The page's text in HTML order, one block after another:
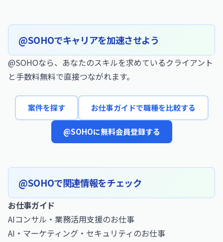
@SOHOでキャリアを加速させよう
@SOHOなら、あなたのスキルを求めているクライアント
と手数料無料で直接つながれます。
案件を探す お仕事ガイドで職種を比較する
@SOHOに無料会員登録する
@SOHOで関連情報をチェック
お仕事ガイド
AIコンサル・業務活用支援のお仕事
AI・マーケティング・セキュリティのお仕事